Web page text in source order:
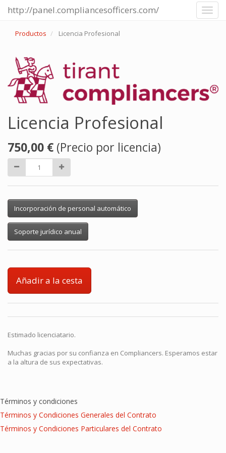
http://panel.compliancesofficers.com/
Productos Licencia Profesional
Licencia Profesional
750,00 € (Precio por licencia)
Incorporación de personal automático
Soporte jurídico anual
Añadir a la cesta
Estimado licenciatario.
Muchas gracias por su confianza en Compliancers. Esperamos estar
a la altura de sus expectativas.
Términos y condiciones
Términos y Condiciones Generales del Contrato
Términos y Condiciones Particulares del Contrato